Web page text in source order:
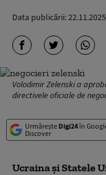
Data publicării:
Volodimir Zelenski a
directivele oficiale de
Urmărește Digi24în
Discover
Ucraina și Statele